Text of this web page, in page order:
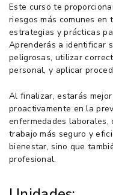
Este curso te
riesgos más comunes en
estrategias y prácticas
Aprenderás a identificar
peligrosas, utilizar
personal, y aplicar
Al finalizar, estarás
proactivamente en la
enfermedades laborales,
trabajo más seguro y
bienestar, sino que
profesional.